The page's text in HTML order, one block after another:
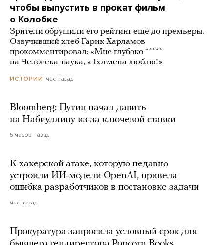
чтобы выпустить в прокат фильм
о Колобке
Зрители обрушили его рейтинг еще до премьеры.
Озвучивший хлеб Гарик Харламов
прокомментировал: «Мне глубоко *****
на Человека-паука, я Бэтмена люблю!»
ИСТОРИИ час назад
Bloomberg: Путин начал давить
на Набиуллину из-за ключевой ставки
5 часов назад
К хакерской атаке, которую недавно
устроили ИИ-модели OpenAI, привела
ошибка разработчиков в постановке задачи
час назад
Прокуратура запросила условный срок для